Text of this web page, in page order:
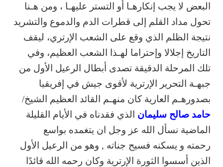
البعض لا يجب إنكارهـا أو التستر عليهـا ، ومن هـنا
تحول مداد القلم إلى قطرات الدم والدموع والتشريد
نتيجة الظلم الذي وقع على الشعب الإرتري، ليقف
التاريخ إجلالا وإحتراما لهـذا الشعب العظيم، وفي
تلك المرحلة الدقيقة تصدى أبطال الرعيل الأول من
جبهـة التحرير الإرترية لأقوى جيش في إفريقيا
بصدورهـم العارية كان منهـم القائد العظيم الشيخ/
حامد صالح سليمان الذي فقدناه في الأيام القليلة
الماضية نسأل الله عز وجل ان يتغمده بواسع
رحمته و يسكنه فسيح جناته , وهو من الرعيل الأول
الذين أسسوا الثورة الإرترية وكان رحمه الله قائدًا